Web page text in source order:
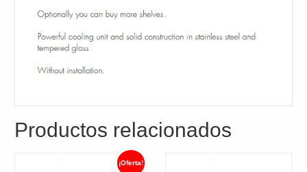
Productos relacionados
¡Oferta!